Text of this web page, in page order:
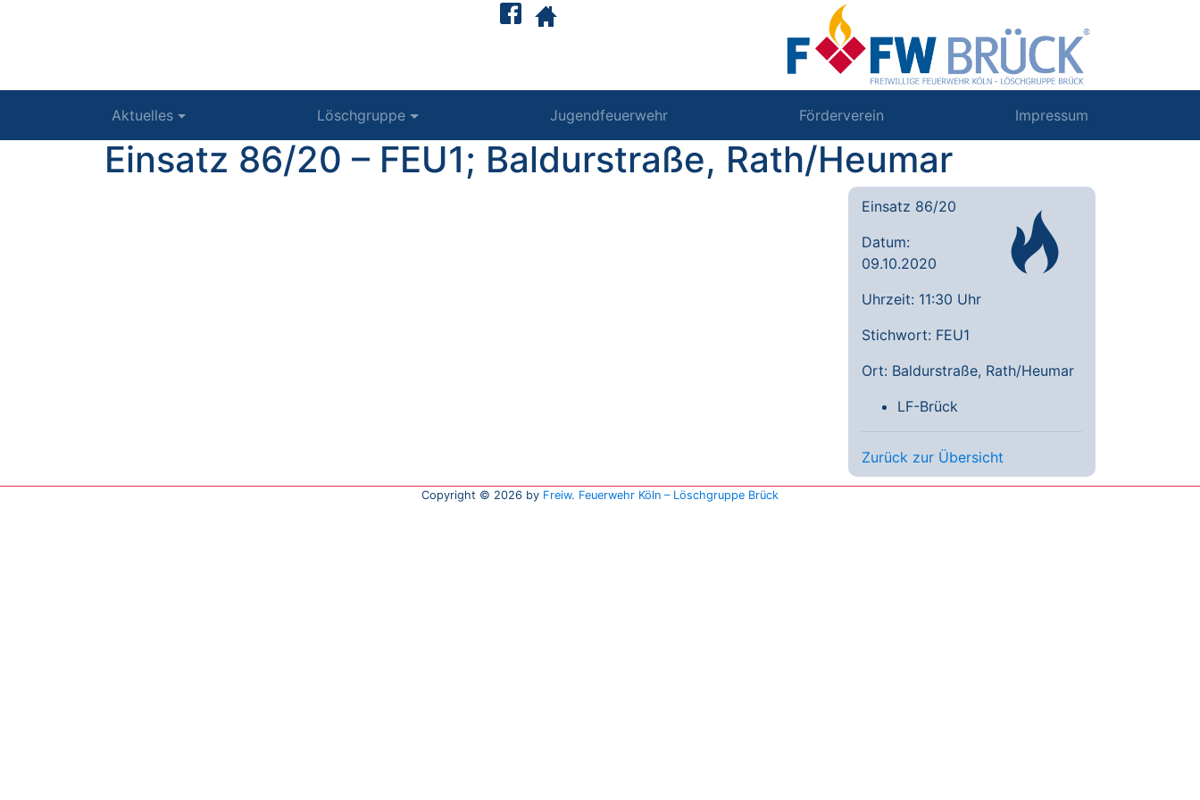
Aktuelles Löschgruppe Jugendfeuerwehr Förderverein Impressum
Einsatz 86/20 – FEU1; Baldurstraße, Rath/Heumar
Einsatz 86/20
Datum:
09.10.2020
Uhrzeit: 11:30 Uhr
Stichwort: FEU1
Ort: Baldurstraße, Rath/Heumar
LF-Brück
Zurück zur Übersicht
Copyright © 2026 by Freiw. Feuerwehr Köln – Löschgruppe Brück